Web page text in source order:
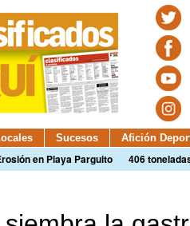
Sucesos Afición
en Playa Parguito 406